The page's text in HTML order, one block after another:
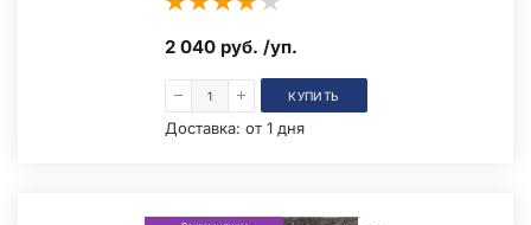
2 040 руб. /уп.
КУПИТЬ
Доставка: от 1 дня